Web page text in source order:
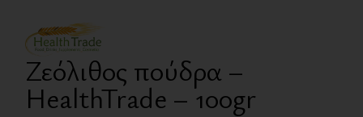
Ζεόλιθος πούδρα –
HealthTrade – 100gr